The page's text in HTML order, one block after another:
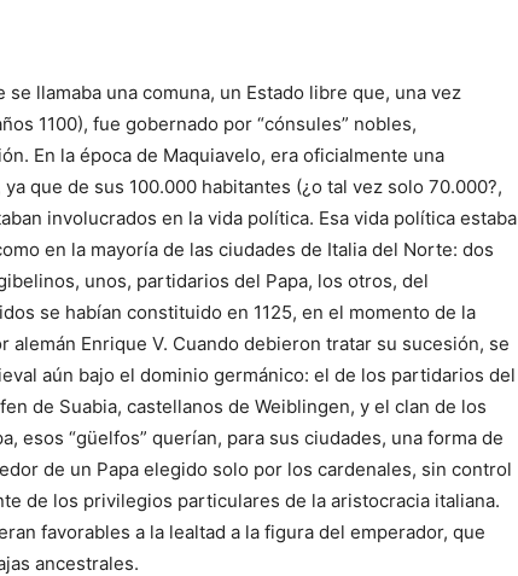
llamaba una comuna, un Estado libre que, una vez
1100), fue gobernado por “cónsules” nobles,
En la época de Maquiavelo, era oficialmente una
que de sus 100.000 habitantes (¿o tal vez solo 70.000?,
involucrados en la vida política. Esa vida política estaba
en la mayoría de las ciudades de Italia del Norte: dos
unos, partidarios del Papa, los otros, del
se habían constituido en 1125, en el momento de la
Enrique V. Cuando debieron tratar su sucesión, se
aún bajo el dominio germánico: el de los partidarios del
de Suabia, castellanos de Weiblingen, y el clan de los
esos “güelfos” querían, para sus ciudades, una forma de
de un Papa elegido solo por los cardenales, sin control
de los privilegios particulares de la aristocracia italiana.
favorables a la lealtad a la figura del emperador, que
ancestrales.